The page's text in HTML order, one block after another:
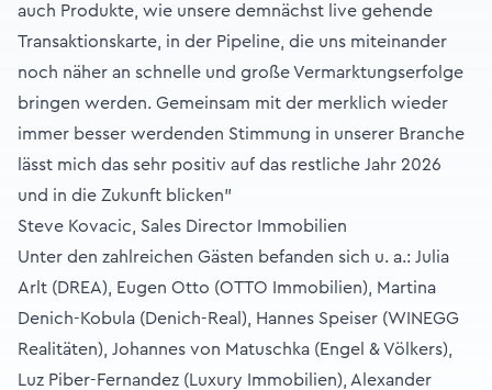
auch Produkte, wie unsere demnächst live gehende
Transaktionskarte, in der Pipeline, die uns miteinander
noch näher an schnelle und große Vermarktungserfolge
bringen werden. Gemeinsam mit der merklich wieder
immer besser werdenden Stimmung in unserer Branche
lässt mich das sehr positiv auf das restliche Jahr 2026
und in die Zukunft blicken"
Steve Kovacic, Sales Director Immobilien
Unter den zahlreichen Gästen befanden sich u. a.: Julia
Arlt (DREA), Eugen Otto (OTTO Immobilien), Martina
Denich-Kobula (Denich-Real), Hannes Speiser (WINEGG
Realitäten), Johannes von Matuschka (Engel & Völkers),
Luz Piber-Fernandez (Luxury Immobilien), Alexander